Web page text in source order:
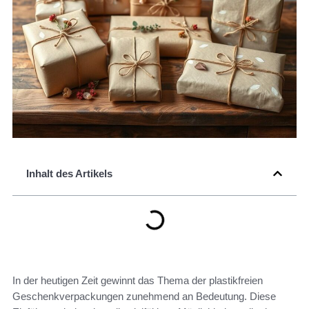
Inhalt des Artikels
In der heutigen Zeit gewinnt das Thema der plastikfreien
Geschenkverpackungen zunehmend an Bedeutung. Diese